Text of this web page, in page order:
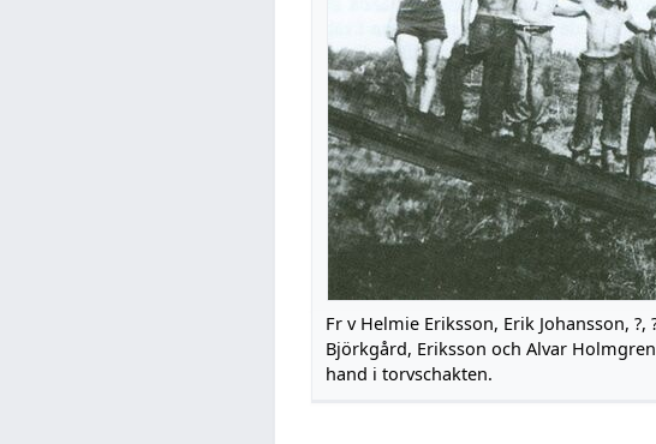
Fr v Helmie Eriksson, Erik Johansson,
Björkgård, Eriksson och Alvar
hand i torvschakten.